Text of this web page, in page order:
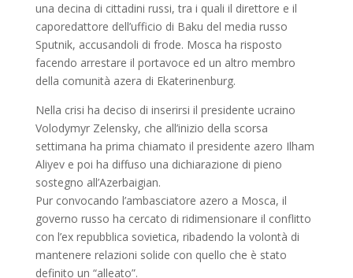
una decina di cittadini russi, tra i quali il direttore e il
caporedattore dell’ufficio di Baku del media russo
Sputnik, accusandoli di frode. Mosca ha risposto
facendo arrestare il portavoce ed un altro membro
della comunità azera di Ekaterinenburg.
Nella crisi ha deciso di inserirsi il presidente ucraino
Volodymyr Zelensky, che all’inizio della scorsa
settimana ha prima chiamato il presidente azero Ilham
Aliyev e poi ha diffuso una dichiarazione di pieno
sostegno all’Azerbaigian.
Pur convocando l’ambasciatore azero a Mosca, il
governo russo ha cercato di ridimensionare il conflitto
con l’ex repubblica sovietica, ribadendo la volontà di
mantenere relazioni solide con quello che è stato
definito un “alleato”.